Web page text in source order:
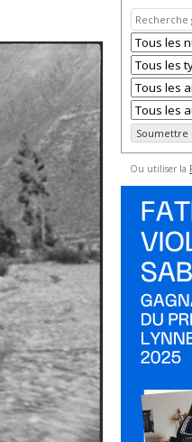
Ou utiliser la